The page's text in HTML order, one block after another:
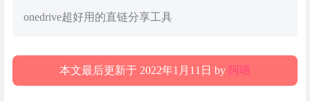
onedrive超好用的直链分享工具
本文最后更新于 2022年1月11日 by 阿喵